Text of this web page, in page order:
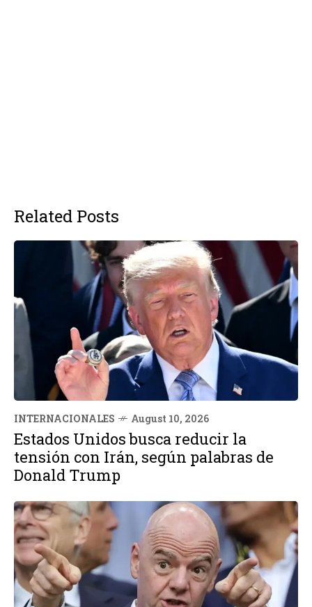
Related Posts
INTERNACIONALES August 10, 2026
Estados Unidos busca reducir la
tensión con Irán, según palabras de
Donald Trump